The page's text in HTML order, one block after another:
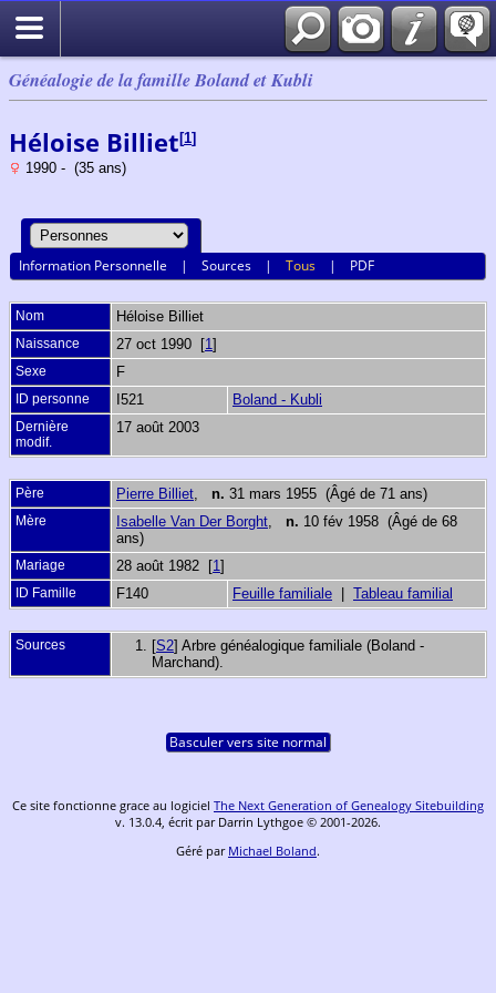
Généalogie de la famille Boland et Kubli
Héloise Billiet [1]
1990 - (35 ans)
Information Personnelle |Sources |Tous | PDF
Nom Héloise Billiet
Naissance 27 oct 1990 [1 ]
Sexe F
ID personne I521 Boland - Kubli
Dernière
modif.
17 août 2003
Père Pierre Billiet n. 31 mars 1955 (Âgé de 71 ans)
Mère Isabelle Van Der Borght n. 10 fév 1958 (Âgé de 68
ans)
Mariage 28 août 1982 [1 ]
ID Famille F140 Feuille familiale Tableau familial
Sources [S2] Arbre généalogique familiale (Boland -
Marchand).
Basculer vers site normal
Ce site fonctionne grace au logiciel The Next Generation of Genealogy Sitebuilding
v. 13.0.4, écrit par Darrin Lythgoe © 2001-2026.
Géré par Michael Boland.